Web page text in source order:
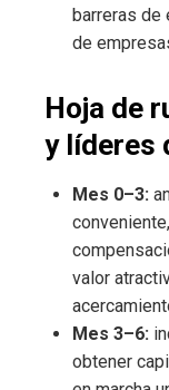
barreras de
de
Hoja de
y líderes
Mes 0–3:
valor
Mes 3–6:
obtener